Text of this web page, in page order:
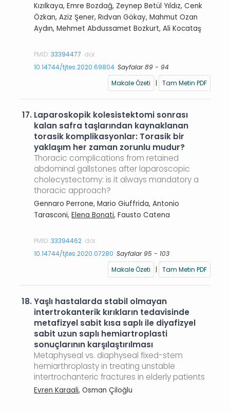
Kızılkaya, Emre Bozdağ, Zeynep Betül Yıldız, Cenk
Özkan, Aziz Şener, Rıdvan Gökay, Mahmut Ozan
Aydın, Mehmet Abdussamet Bozkurt, Ali Kocataş
PMID:33394477 doi:
10.14744/tjtes.2020.69804 Sayfalar 89 - 94
Makale Özeti
| Tam Metin PDF
17. Laparoskopik kolesistektomi sonrası
kalan safra taşlarından kaynaklanan
torasik komplikasyonlar: Torasik bir
yaklaşım her zaman zorunlu mudur?
Thoracic complications from retained
abdominal gallstones after laparoscopic
cholecystectomy: is it always mandatory a
thoracic approach?
Gennaro Perrone, Mario Giuffrida, Antonio
Tarasconi,Elena Bonati, Fausto Catena
PMID:33394462 doi:
10.14744/tjtes.2020.07280 Sayfalar 95 - 103
Makale Özeti
| Tam Metin PDF
18.Yaşlı hastalarda stabil olmayan
intertrokanterik kırıkların tedavisinde
metafizyel sabit kısa saplı ile diyafizyel
sabit uzun saplı hemiartroplasti
sonuçlarının karşılaştırılması
Metaphyseal vs. diaphyseal fixed-stem
hemiarthroplasty in treating unstable
intertrochanteric fractures in elderly patients
Evren Karaali, Osman Çiloğlu